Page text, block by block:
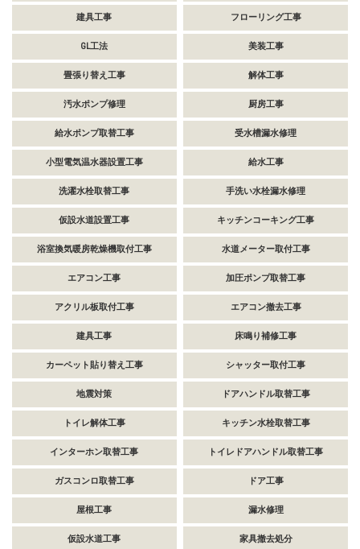
建具工事 フローリング工事
GL工法 美装工事
畳張り替え工事 解体工事
汚水ポンプ修理 厨房工事
給水ポンプ取替工事 受水槽漏水修理
小型電気温水器設置工事 給水工事
洗濯水栓取替工事 手洗い水栓漏水修理
仮設水道設置工事 キッチンコーキング工事
浴室換気暖房乾燥機取付工事 水道メーター取付工事
エアコン工事 加圧ポンプ取替工事
アクリル板取付工事 エアコン撤去工事
建具工事 床鳴り補修工事
カーペット貼り替え工事 シャッター取付工事
地震対策 ドアハンドル取替工事
トイレ解体工事 キッチン水栓取替工事
インターホン取替工事 トイレドアハンドル取替工事
ガスコンロ取替工事 ドア工事
屋根工事 漏水修理
仮設水道工事 家具撤去処分